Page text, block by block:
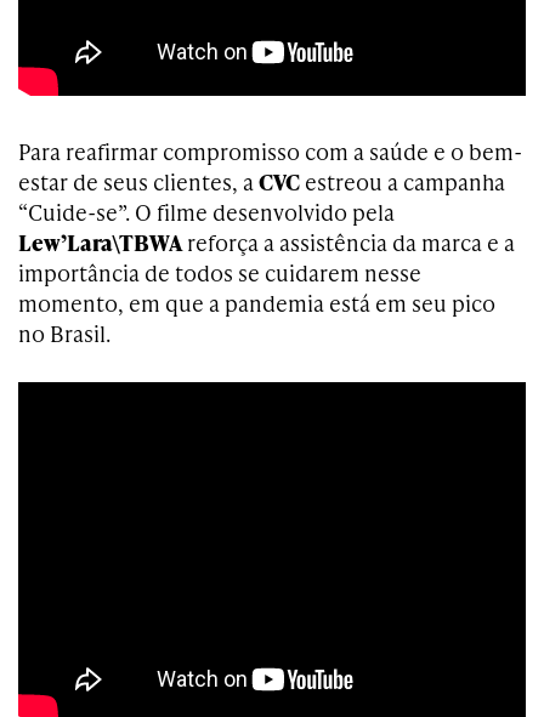
Para reafirmar compromisso com a saúde e o bem-
estar de seus clientes, aCVC estreou a campanha
“Cuide-se”. O filme desenvolvido pela
Lew’Lara\TBWAreforça a assistência da marca e a
importância de todos se cuidarem nesse
momento, em que a pandemia está em seu pico
no Brasil.